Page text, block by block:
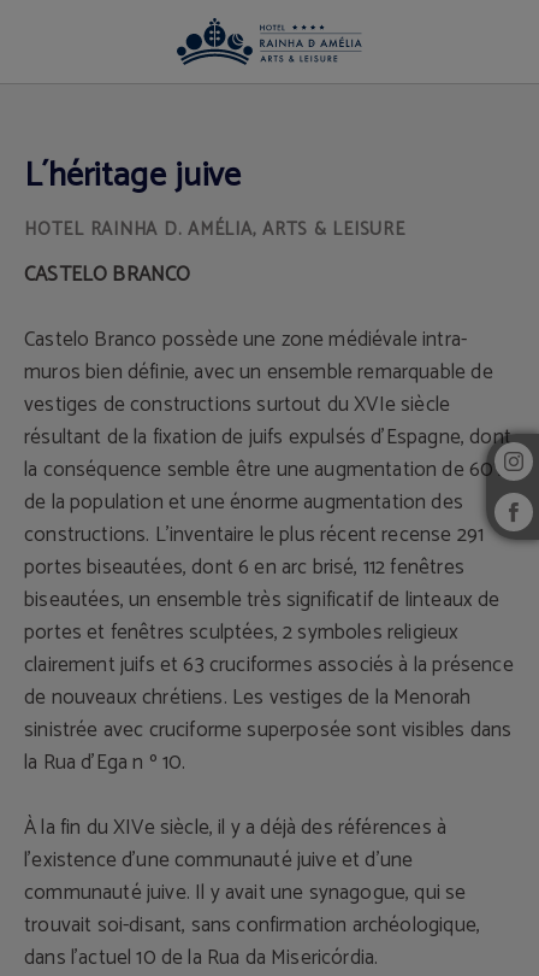
L´héritage juive
CASTELO BRANCO
Castelo Branco possède une zone médiévale intra-
muros bien définie, avec un ensemble remarquable de
vestiges de constructions surtout du XVIe siècle
résultant de la fixation de juifs expulsés d’Espagne, dont
la conséquence semble être une augmentation de 60%
de la population et une énorme augmentation des
constructions. L’inventaire le plus récent recense 291
portes biseautées, dont 6 en arc brisé, 112 fenêtres
biseautées, un ensemble très significatif de linteaux de
portes et fenêtres sculptées, 2 symboles religieux
clairement juifs et 63 cruciformes associés à la présence
de nouveaux chrétiens. Les vestiges de la Menorah
sinistrée avec cruciforme superposée sont visibles dans
la Rua d’Ega n º 10.
À la fin du XIVe siècle, il y a déjà des références à
l’existence d’une communauté juive et d’une
communauté juive. Il y avait une synagogue, qui se
trouvait soi-disant, sans confirmation archéologique,
dans l’actuel 10 de la Rua da Misericórdia.